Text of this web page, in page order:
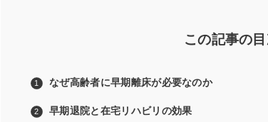
この記事の
なぜ高齢者に早期離床が必要なのか
早期退院と在宅リハビリの効果